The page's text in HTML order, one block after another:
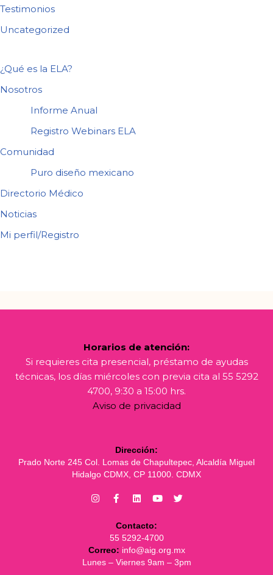
Testimonios
Uncategorized
¿Qué es la ELA?
Nosotros
Informe Anual
Registro Webinars ELA
Comunidad
Puro diseño mexicano
Directorio Médico
Noticias
Mi perfil/Registro
Horarios de atención:
Si requieres cita presencial, préstamo de ayudas
técnicas, los días miércoles con previa cita al 55 5292
4700, 9:30 a 15:00 hrs.
Aviso de privacidad
Dirección:
Prado Norte 245 Col. Lomas de Chapultepec, Alcaldía Miguel
Hidalgo CDMX, CP 11000. CDMX
Contacto:
55 5292-4700
Correo: info@aig.org.mx
Lunes – Viernes 9am – 3pm